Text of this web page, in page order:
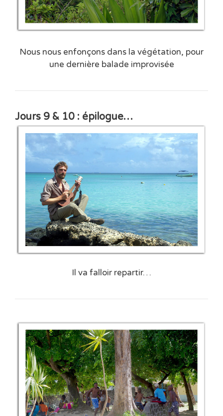
Nous nous enfonçons dans la végétation, pour
une dernière balade improvisée
Jours 9 & 10 : épilogue…
Il va falloir repartir…